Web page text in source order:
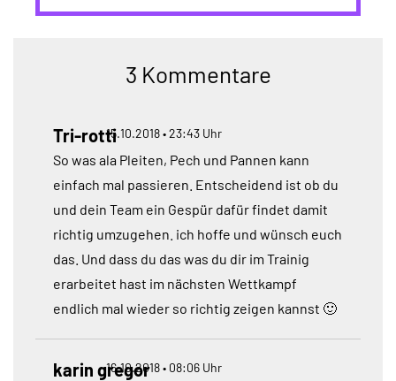
3 Kommentare
Tri-rotti15.10.2018 • 23:43 Uhr
So was ala Pleiten, Pech und Pannen kann
einfach mal passieren. Entscheidend ist ob du
und dein Team ein Gespür dafür findet damit
richtig umzugehen. ich hoffe und wünsch euch
das. Und dass du das was du dir im Trainig
erarbeitet hast im nächsten Wettkampf
endlich mal wieder so richtig zeigen kannst 🙂
karin gregor16.10.2018 • 08:06 Uhr